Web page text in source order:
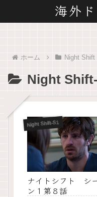
海外
ホーム Night Shift
Night
Night Shift-S1
ナイトシフト シ
ン１第８話